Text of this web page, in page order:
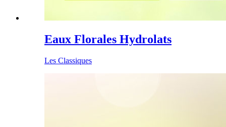
Eaux Florales Hydrolats
Les Classiques